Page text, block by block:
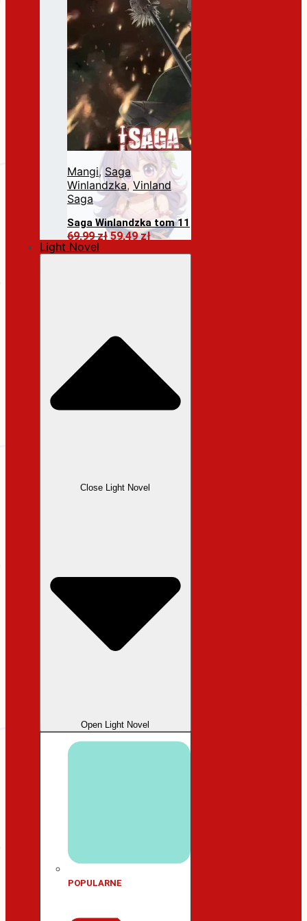
Mangi, Saga
Winlandzka,Vinland
Saga
Saga Winlandzka tom 11
69,99złPierwotna
59,49złAktualna
Dodaj do koszyka
Light Novel
Close Light Novel
Open Light Novel
POPULARNE